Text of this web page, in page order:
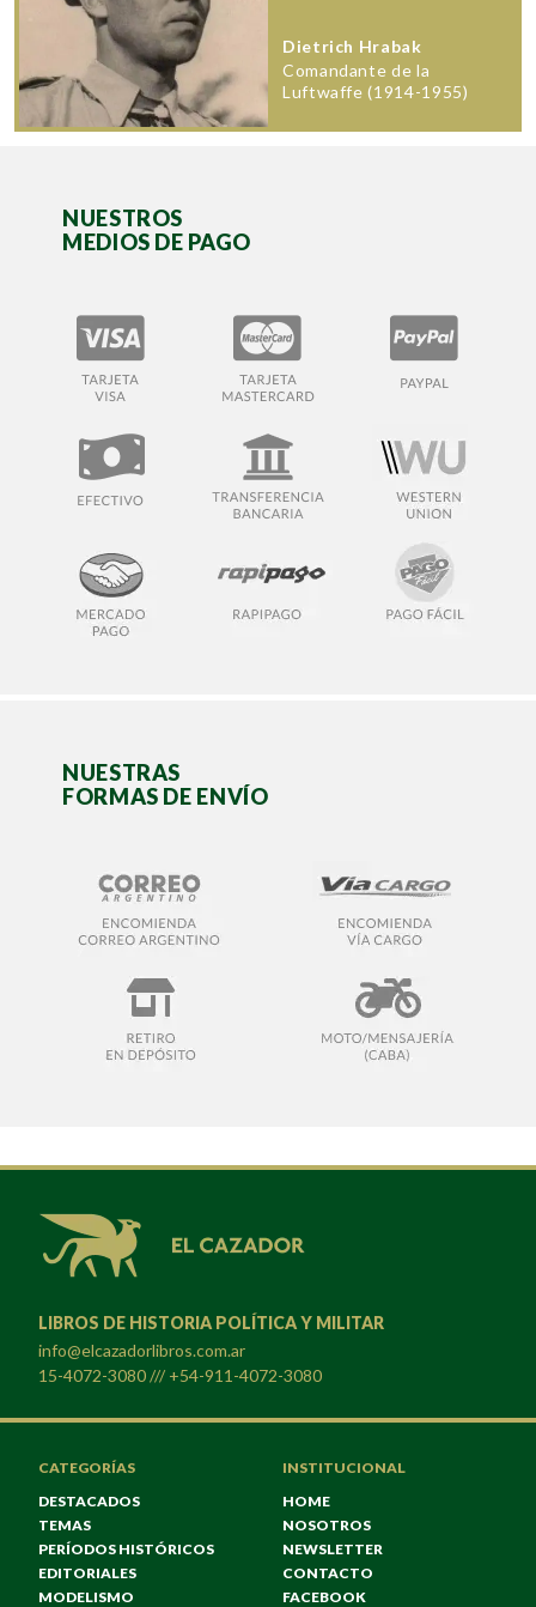
Dietrich Hrabak
Comandante de la
Luftwaffe (1914-1955)
NUESTROS
MEDIOS DE PAGO
NUESTRAS
FORMAS DE ENVÍO
LIBROS DE HISTORIA POLÍTICA Y MILITAR
info@elcazadorlibros.com.ar
15-4072-3080 /// +54-911-4072-3080
CATEGORÍAS
DESTACADOS
TEMAS
PERÍODOS HISTÓRICOS
EDITORIALES
MODELISMO
INSTITUCIONAL
HOME
NOSOTROS
NEWSLETTER
CONTACTO
FACEBOOK